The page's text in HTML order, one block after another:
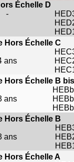
Échelle D
-
Hors Échelle C
ans
Hors Échelle B bis
ans
Hors Échelle B
ans
Hors Échelle A